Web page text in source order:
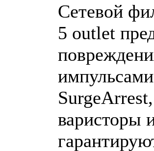
Сетевой
5 outlet
варисторы